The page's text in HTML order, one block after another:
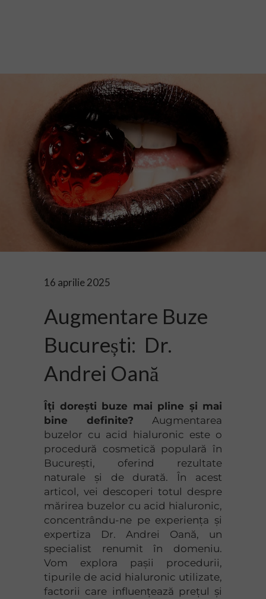
16 aprilie 2025
Augmentare Buze
București: Dr.
Andrei Oană
Îți dorești buze mai pline și mai
bine definite? Augmentarea
buzelor cu acid hialuronic este o
procedură cosmetică populară în
București, oferind rezultate
naturale și de durată. În acest
articol, vei descoperi totul despre
mărirea buzelor cu acid hialuronic,
concentrându-ne pe experiența și
expertiza Dr. Andrei Oană, un
specialist renumit în domeniu.
Vom explora pașii procedurii,
tipurile de acid hialuronic utilizate,
factorii care influențează prețul și